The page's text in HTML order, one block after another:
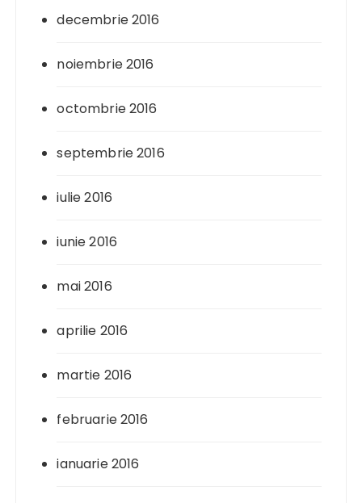
decembrie 2016
noiembrie 2016
octombrie 2016
septembrie 2016
iulie 2016
iunie 2016
mai 2016
aprilie 2016
martie 2016
februarie 2016
ianuarie 2016